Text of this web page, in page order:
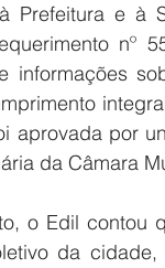
Voltar
Prefeitura e à
nº
informações
aprovada por
da Câmara
o Edil contou
da